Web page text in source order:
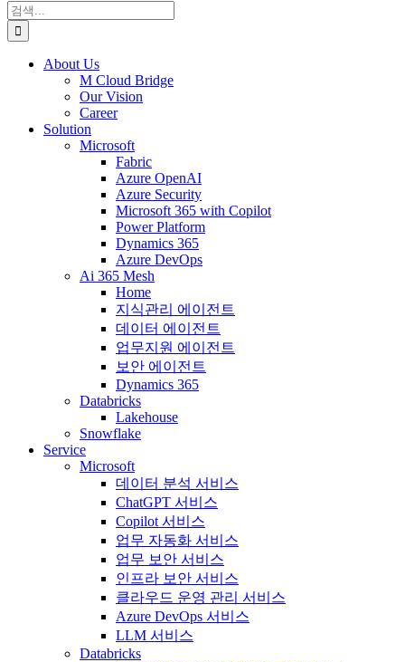
검
색:
About Us
M Cloud Bridge
Our Vision
Career
Solution
Microsoft
Fabric
Azure OpenAI
Azure Security
Microsoft 365 with Copilot
Power Platform
Dynamics 365
Azure DevOps
Ai 365 Mesh
Home
지식관리 에이전트
데이터 에이전트
업무지원 에이전트
보안 에이전트
Dynamics 365
Databricks
Lakehouse
Snowflake
Service
Microsoft
데이터 분석 서비스
ChatGPT 서비스
Copilot 서비스
업무 자동화 서비스
업무 보안 서비스
인프라 보안 서비스
클라우드 운영 관리 서비스
Azure DevOps 서비스
LLM 서비스
Databricks